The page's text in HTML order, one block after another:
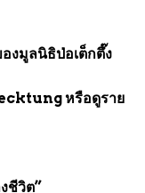
งมูลนิธิป่อเต็กตึ๊ง
หรือดูราย
ชีวิต”